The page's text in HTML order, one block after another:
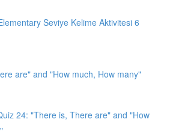
Seviye Kelime Aktivitesi 6
are" and "How much, How many"
24: "There is, There are" and "How